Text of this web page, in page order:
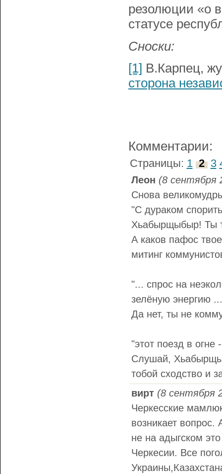
резолюции «о
статусе
Сноски:
[1] В.Карпец,
сторона
Комментарии:
Страницы: 1 2 3
Леон (8 сентября
Снова
"С дураком
Хьабырщыбыр! Ты
А каков пафос
митинг
"... спрос на
зелёную энергию
Да нет, ты не
"этот поезд в
Слушай,
тобой сходство и
вирт (8 сентября
Черкесские
возникает вопрос.
не на адыгском
Черкесии. Все